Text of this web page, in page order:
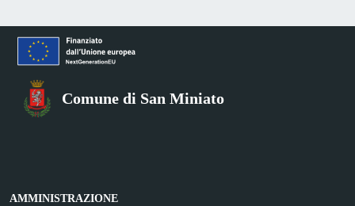
Comune di San Miniato
AMMINISTRAZIONE